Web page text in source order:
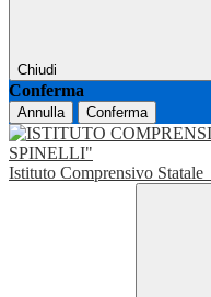
Chiudi
Conferma
Annulla Conferma
Istituto Comprensivo Statale